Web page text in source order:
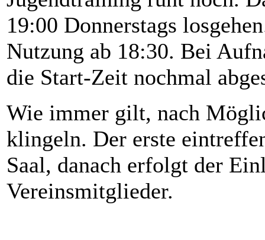
19:00 Donnerstags
Nutzung ab 18:30. Bei
die Start-Zeit nochmal
Wie immer gilt, nach
klingeln. Der erste
Saal, danach erfolgt der
Vereinsmitglieder.